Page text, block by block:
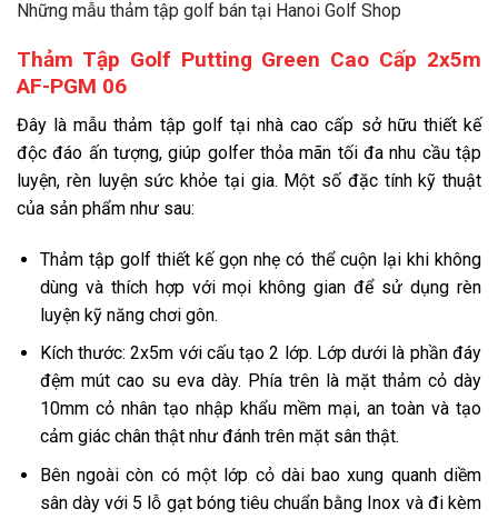
Những mẫu thảm tập golf bán tại Hanoi Golf Shop
Thảm Tập Golf Putting Green Cao Cấp 2x5m
AF-PGM 06
Đây là mẫu thảm tập golf tại nhà cao cấp sở hữu thiết kế
độc đáo ấn tượng, giúp golfer thỏa mãn tối đa nhu cầu tập
luyện, rèn luyện sức khỏe tại gia. Một số đặc tính kỹ thuật
của sản phẩm như sau:
Thảm tập golf thiết kế gọn nhẹ có thể cuộn lại khi không
dùng và thích hợp với mọi không gian để sử dụng rèn
luyện kỹ năng chơi gôn.
Kích thước: 2x5m với cấu tạo 2 lớp. Lớp dưới là phần đáy
đệm mút cao su eva dày. Phía trên là mặt thảm cỏ dày
10mm cỏ nhân tạo nhập khẩu mềm mại, an toàn và tạo
cảm giác chân thật như đánh trên mặt sân thật.
Bên ngoài còn có một lớp cỏ dài bao xung quanh diềm
sân dày với 5 lỗ gạt bóng tiêu chuẩn bằng Inox và đi kèm